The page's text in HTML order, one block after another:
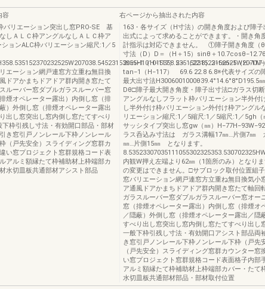
容
バリエーション突出し窓PRO-SE 基
しＡＬＣ枠アングルなしＡＬＣ枠ア
ョンALC枠バリエーション縮尺:1／5
エーション網戸連窓方立重ね無目換
ドアかまちドアドア群内開き窓たて
ルーバー窓ダブルガラスルーバー窓
煙オペレーター露出）内倒し窓（排
）外倒し窓（排煙オペレーター露出
出し窓突出し窓内倒し窓たてすべり
枠引残し寸法・有効開口部品・部材
き窓引戸ノンレール下枠ノンレール
（戸先安全）スライディング窓群カ
い窓プロジェクト窓群規格コード表
アルミ額縁たて枠補助材上枠端部カ
水切皿板共通部材アシスト部品
右ページから抽出された内容
163・各サイズ（H寸法）の開き角度および障
出式によって求めることができます。・開き角
計指示は対応できません。 ①障子開き角度（
寸法（D）D＝（H＋15）sinθ＋
2sin−1（H−117）2＋（22.8）2−tan−1（H−117
tan−1（H−117） 69.6 22.8 6.8※代表サイズの
最大出寸法H3006001000θ39.4°14.6°8°D195.5
Dθ□障子最大開き角度・障子出寸法□ガラス切
アングルなしフラット枠バリエーション半外付
し半外付け枠バリエーション外付け枠アングル
リエーション縮尺:1／5縮尺:1／5縮尺:1／5gh
サッシタイプ突出し窓gw（㎜）
ラス呑込み寸法は ガラス溝幅17㎜…片側7㎜
㎜…片側15㎜ となります。
内観W押え左端より62㎜（1箇所のみ）となり
の変更はできません。□サブロック取付位置組
窓バリエーション網戸連窓方立重ね無目換気小
ア通風ドアかまちドアドア群内開き窓たて軸回
ガラスルーバー窓ダブルガラスルーバー窓オー
窓（排煙オペレーター露出）内倒し窓（排煙オ
／隠蔽）外倒し窓（排煙オペレーター露出／隠
すべり出し窓突出し窓内倒し窓たてすべり出し
一般下枠引残し寸法・有効開口アシスト部品両
き窓引戸ノンレール下枠ノンレール下枠（戸先
（戸先安全）スライディング窓群カウンター窓
い窓プロジェクト窓群規格コード表面格子内部
アルミ額縁たて枠補助材上枠端部カバー・たて
水切皿板共通部材部品・部材取付位置